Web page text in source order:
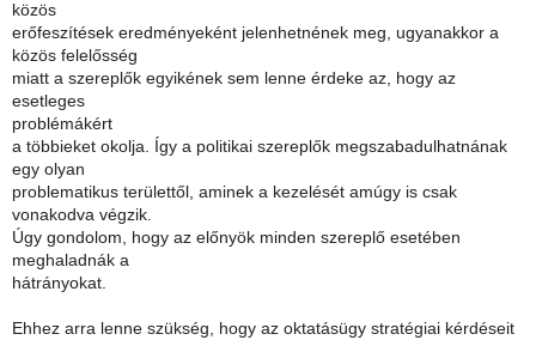
közös
erőfeszítések eredményeként jelenhetnének meg, ugyanakkor a
közös felelősség
miatt a szereplők egyikének sem lenne érdeke az, hogy az
esetleges
problémákért
a többieket okolja. Így a politikai szereplők megszabadulhatnának
egy olyan
problematikus területtől, aminek a kezelését amúgy is csak
vonakodva végzik.
Úgy gondolom, hogy az előnyök minden szereplő esetében
meghaladnák a
hátrányokat.
Ehhez arra lenne szükség, hogy az oktatásügy stratégiai kérdéseit